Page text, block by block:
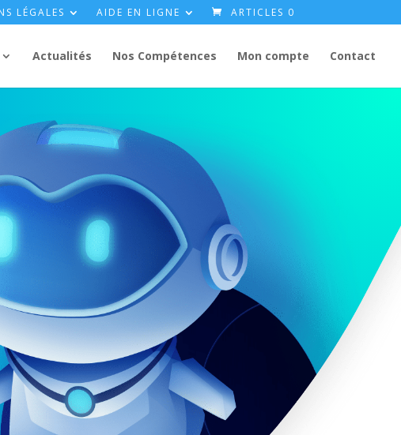
LÉGALES AIDE EN LIGNE ARTICLES 0
Actualités Nos Compétences Mon compte Contact